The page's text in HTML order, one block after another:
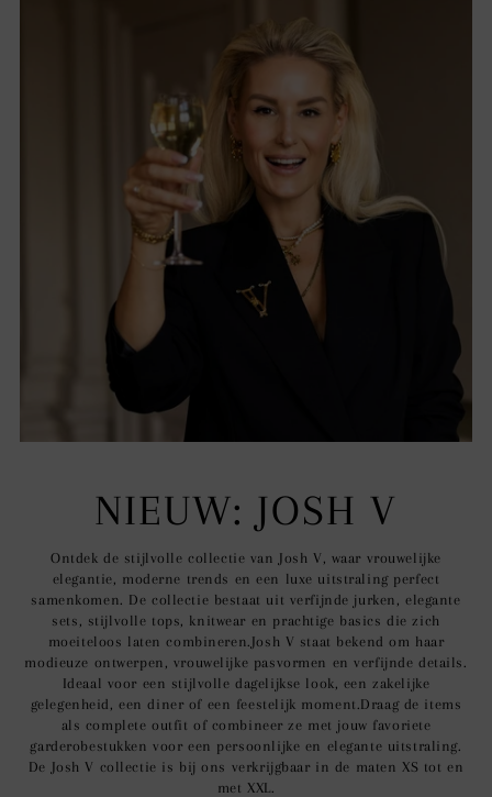
NIEUW: JOSH V
Ontdek de stijlvolle collectie van Josh V, waar vrouwelijke
elegantie, moderne trends en een luxe uitstraling perfect
samenkomen. De collectie bestaat uit verfijnde jurken, elegante
sets, stijlvolle tops, knitwear en prachtige basics die zich
moeiteloos laten combineren.Josh V staat bekend om haar
modieuze ontwerpen, vrouwelijke pasvormen en verfijnde details.
Ideaal voor een stijlvolle dagelijkse look, een zakelijke
gelegenheid, een diner of een feestelijk moment.Draag de items
als complete outfit of combineer ze met jouw favoriete
garderobestukken voor een persoonlijke en elegante uitstraling.
De Josh V collectie is bij ons verkrijgbaar in de maten XS tot en
met XXL.